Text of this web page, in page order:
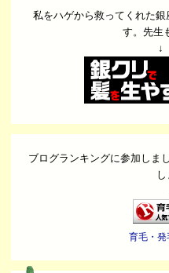
私をハゲから救ってくれた
す。先生
ブログランキングに参加しま
育毛・発